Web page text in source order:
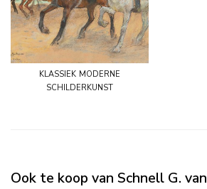
klassiek moderne
schilderkunst
Ook te koop van Schnell G. van